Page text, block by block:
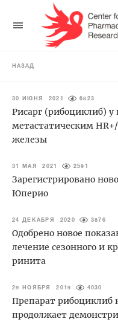
НАЗАД
30 ИЮНЯ 2021 6823
Рисарг (рибоциклиб) у
метастатическим
железы
31 МАЯ 2021 2591
Зарегистрировано
Юперио
24 ДЕКАБРЯ 2020 3876
Одобрено новое
лечение сезонного и
ринита
29 НОЯБРЯ 2019 4030
Препарат
продолжает